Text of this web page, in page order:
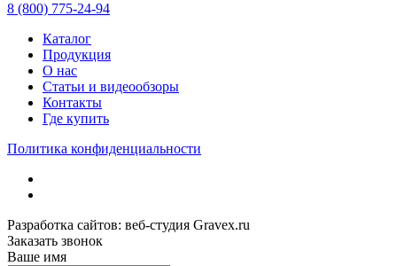
8 (800) 775-24-94
Каталог
Продукция
О нас
Статьи и видеообзоры
Контакты
Где купить
Политика конфиденциальности
Разработка сайтов: веб-студия Gravex.ru
Заказать звонок
Ваше имя